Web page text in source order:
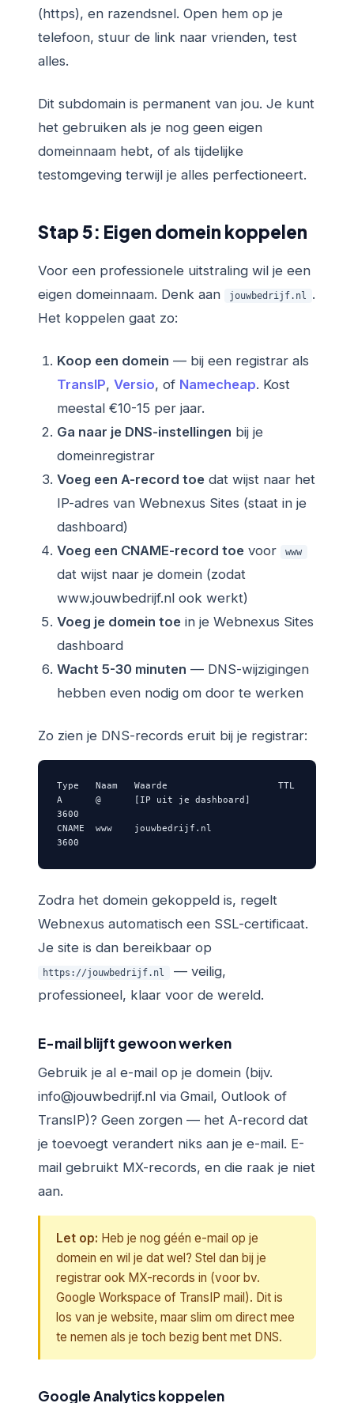
(https), en razendsnel. Open hem op je
telefoon, stuur de link naar vrienden, test
alles.
Dit subdomain is permanent van jou. Je kunt
het gebruiken als je nog geen eigen
domeinnaam hebt, of als tijdelijke
testomgeving terwijl je alles perfectioneert.
Stap 5: Eigen domein koppelen
Voor een professionele uitstraling wil je een
eigen domeinnaam. Denk aan
jouwbedrijf.nl
.
Het koppelen gaat zo:
Koop een domein — bij een registrar als
TransIP, Versio, of Namecheap. Kost
meestal €10-15 per jaar.
Ga naar je DNS-instellingen bij je
domeinregistrar
Voeg een A-record toe dat wijst naar het
IP-adres van Webnexus Sites (staat in je
dashboard)
Voeg een CNAME-record toe voor www
dat wijst naar je domein (zodat
www.jouwbedrijf.nl ook werkt)
Voeg je domein toe in je Webnexus Sites
dashboard
Wacht 5-30 minuten — DNS-wijzigingen
hebben even nodig om door te werken
Zo zien je DNS-records eruit bij je registrar:
Type   Naam   Waarde                    TTL
A      @      [IP uit je dashboard]
3600
CNAME  www    jouwbedrijf.nl
3600
Zodra het domein gekoppeld is, regelt
Webnexus automatisch een SSL-certificaat.
Je site is dan bereikbaar op
https://jouwbedrijf.nl
— veilig,
professioneel, klaar voor de wereld.
E-mail blijft gewoon werken
Gebruik je al e-mail op je domein (bijv.
info@jouwbedrijf.nl via Gmail, Outlook of
TransIP)? Geen zorgen — het A-record dat
je toevoegt verandert niks aan je e-mail. E-
mail gebruikt MX-records, en die raak je niet
aan.
Let op: Heb je nog géén e-mail op je
domein en wil je dat wel? Stel dan bij je
registrar ook MX-records in (voor bv.
Google Workspace of TransIP mail). Dit is
los van je website, maar slim om direct mee
te nemen als je toch bezig bent met DNS.
Google Analytics koppelen